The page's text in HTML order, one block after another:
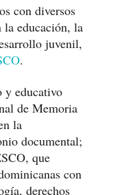
con diversos
la educación, la
juvenil,
.
y educativo
de Memoria
la
documental;
que
con
derechos